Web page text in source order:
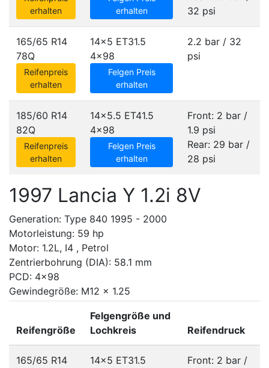
erhalten
erhalten
32 psi
165/65 R14
78Q
Reifenpreis
erhalten
14x5 ET31.5
4x98
Felgen Preis
erhalten
2.2 bar / 32
psi
185/60 R14
82Q
Reifenpreis
erhalten
14x5.5 ET41.5
4x98
Felgen Preis
erhalten
Front: 2 bar /
1.9 psi
Rear: 29 bar /
28 psi
1997 Lancia Y 1.2i 8V
Generation: Type 840 1995 - 2000
Motorleistung: 59 hp
Motor: 1.2L, I4 , Petrol
Zentrierbohrung (DIA): 58.1 mm
PCD: 4x98
Gewindegröße: M12 x 1.25
Reifengröße
Felgengröße und
Lochkreis
Reifendruck
165/65 R14
14x5 ET31.5
Front: 2 bar /